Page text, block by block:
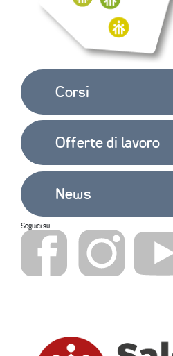
Corsi
Offerte di lavoro
News
Seguici su: